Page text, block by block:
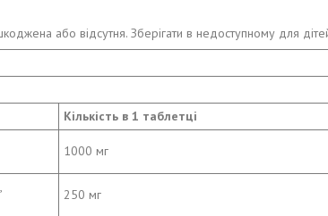
або відсутня. Зберігати в недоступному для
Кількість в 1 таблетці
1000 мг
250 мг